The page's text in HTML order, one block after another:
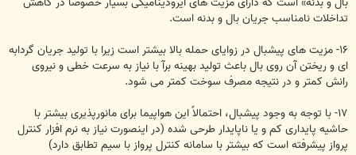
تداخلات نامناسب جریان بال و بدنه است.
۱۶- مزیت های پیشبال در زوایای حمله بالا بیشتر است زیرا با تولید جریان گردابه
ای و ریختن آن روی بال باعث تولید بهینه برآ با نیاز به سرعت خطی و نیروی
رانش کمتر و در نتیجه مصرف سوخت کمتر می شود.
۱۷- با توجه به وجود پیشبال، احتمالاً این هواپیما برای مانورپذیری بیشتر با
حاشیه پایداری کم و یا ناپایدار طرحی شده (در اینصورت نیاز به نرم افزار کنترل
پرواز پیشرفته است که بیشتر با سامانه کنترل پرواز با سیم تطابق دارد)